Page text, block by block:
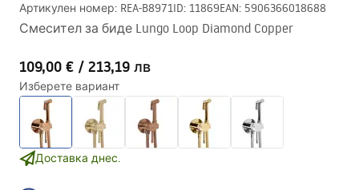
Артикулен номер: REA-B8971ID: 11869EAN: 5906366018688
Смесител за биде Lungo Loop Diamond Copper
109,00 € / 213,19 лв
Изберете вариант
Доставка днес.